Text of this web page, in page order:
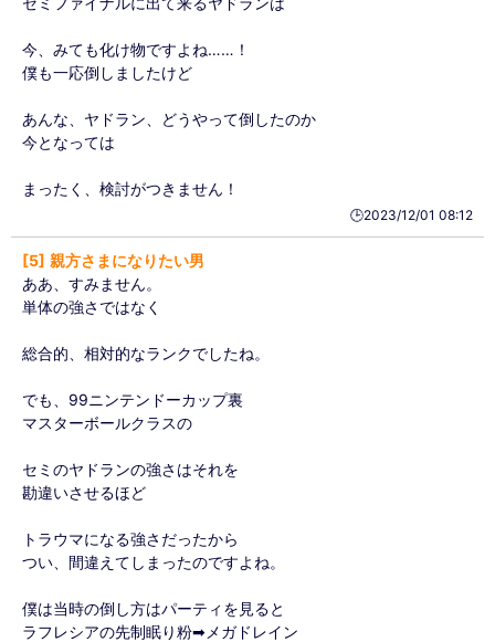
今、みても化け物ですよね……！
僕も一応倒しましたけど
あんな、ヤドラン、どうやって倒したのか
今となっては
まったく、検討がつきません！
🕒️2023/12/01 08:12
5 親方さまになりたい男
ああ、すみません。
単体の強さではなく
総合的、相対的なランクでしたね。
でも、99ニンテンドーカップ裏
マスターボールクラスの
セミのヤドランの強さはそれを
勘違いさせるほど
トラウマになる強さだったから
つい、間違えてしまったのですよね。
僕は当時の倒し方はパーティを見ると
ラフレシアの先制眠り粉➡メガドレイン